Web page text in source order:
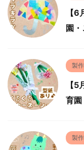
【
園・
製作
【
育園
製作